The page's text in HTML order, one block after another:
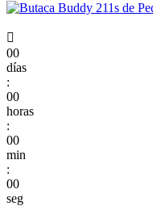

00
días
:
00
horas
:
00
min
:
00
seg